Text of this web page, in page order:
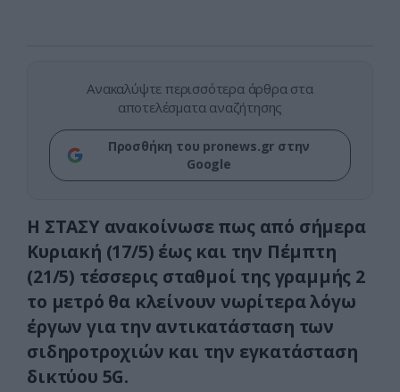
Ανακαλύψτε περισσότερα άρθρα στα
αποτελέσματα αναζήτησης
Προσθήκη του pronews.gr στην
Google
Η ΣΤΑΣΥ ανακοίνωσε πως από σήμερα
Κυριακή (17/5) έως και την Πέμπτη
(21/5) τέσσερις σταθμοί της γραμμής 2
το μετρό θα κλείνουν νωρίτερα λόγω
έργων για την αντικατάσταση των
σιδηροτροχιών και την εγκατάσταση
δικτύου 5G.